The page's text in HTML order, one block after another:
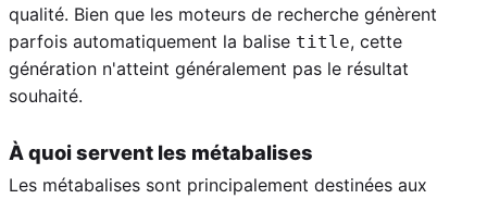
qualité. Bien que les moteurs de recherche génèrent
parfois automatiquement la balise title, cette
génération n'atteint généralement pas le résultat
souhaité.
À quoi servent les métabalises
Les métabalises sont principalement destinées aux